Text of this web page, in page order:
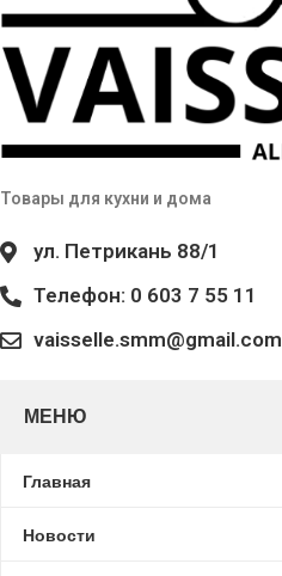
Товары для кухни и дома
ул. Петрикань 88/1
Телефон: 0 603 7 55 11
vaisselle.smm@gmail.com
МЕНЮ
Главная
Новости